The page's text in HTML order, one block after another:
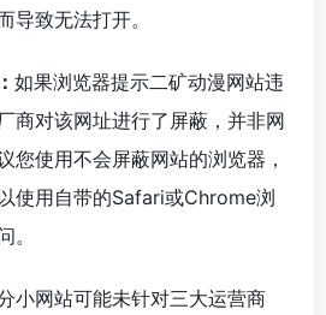
导致无法打开。
如果浏览器提示二矿动漫网站违
商对该网址进行了屏蔽，并非网
您使用不会屏蔽网站的浏览器，
使用自带的Safari或Chrome浏
。
小网站可能未针对三大运营商